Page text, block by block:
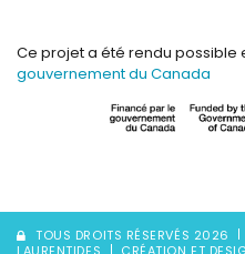
Ce projet a été rendu possible
gouvernement du Canada
TOUS DROITS RÉSERVÉS 2026